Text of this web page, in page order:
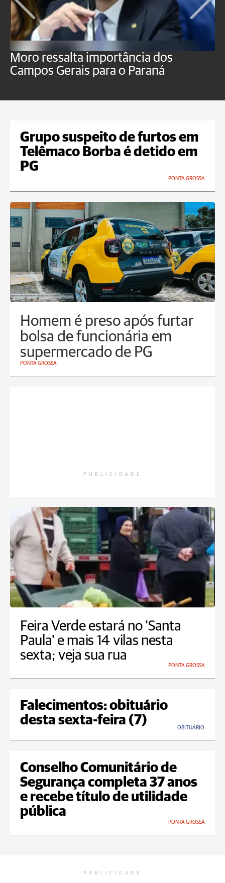
Moro ressalta importância dos
Campos Gerais para o Paraná
Grupo suspeito de furtos em
Telêmaco Borba é detido em
PG
PONTA GROSSA
Homem é preso após furtar
bolsa de funcionária em
supermercado de PG
PONTA GROSSA
PUBLICIDADE
Feira Verde estará no 'Santa
Paula' e mais 14 vilas nesta
sexta; veja sua rua
PONTA GROSSA
Falecimentos: obituário
desta sexta-feira (7)
OBITUÁRIO
Conselho Comunitário de
Segurança completa 37 anos
e recebe título de utilidade
pública
PONTA GROSSA
PUBLICIDADE